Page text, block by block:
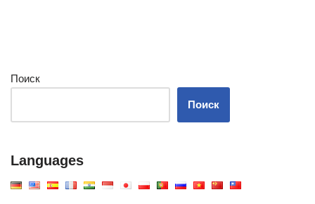
Поиск
Поиск
Languages